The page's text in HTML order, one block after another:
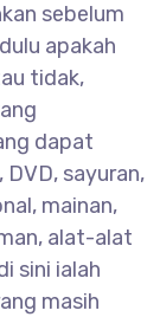
sebelum
apakah
tidak,
dapat
sayuran,
mainan,
alat-alat
sini ialah
masih